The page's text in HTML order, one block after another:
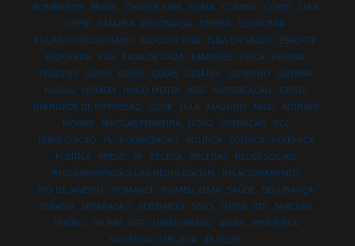
BOMBEIROS
BRASIL CHARLIE KIRK CLIMA COMIDA COP30
CPMI
CRISE
CÂMARA DIPLOMACIA DIREITA
ECONOMIA
EDUARDO BOLSONARO
ELEIÇÕES 2026 ELISA DA SAÚDE
ESPORTE
ESQUERDA
EUA FAIXA DE GAZA FAMOSOS FELCA
FESTIVAL
FRAUDES
GOIAS GOIÁS GOIÁS GOIÂNIA GOVERNO
GUERRA
HAMAS
HOMEM HUGO MOTTA INSS INVESTIGAÇÃO
ISRAEL
LIBERDADE DE EXPRESSÃO
LOOK LULA MADURO MILEI
MORAES
MORRE
NIKOLAS FERREIRA NOVO OPERAÇÃO
PCC
PERSEGUIÇÃO
PL POLARIZAÇÃO POLITICA POLITÍCA
POLÊMICA
POLÍTICA
PRESO PT RECEITA RECEITAS
REDES SOCIAIS
REGULAMENTAÇÃO DAS REDES SOCIAIS
RELACIONAMENTO
RIO DE JANEIRO
ROMANCE ROMEU ZEMA SAÚDE
SEGURANÇA
SENADO
SEPARAÇÃO SERTANEJO SEXO SHOW STF
TARCÍSIO
TEATRO
TRUMP UFG UNIÃO BRASIL VAGAS
VENEZUELA
VIOLÊNCIA
VIRGINIA ZE FELIPE